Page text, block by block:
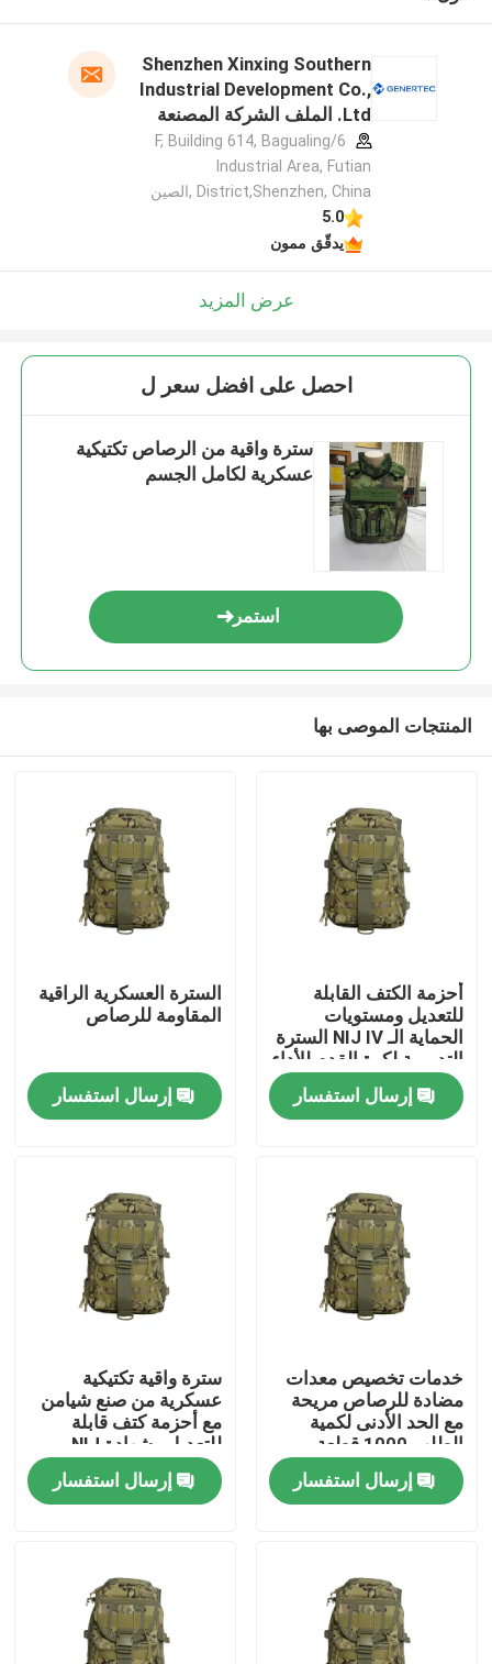
المنزل
المنتجات
جولة في المصنع
مراقبة الجودة
أخبار
ملابس عسكرية تكتيكية
سترة عسكرية تكتيكية مضادة للرصاص
Shenzhen Xinxing Southern
Industrial Development Co.,
Ltd. الملف الشركة المصنعة
6/F, Building 614, Bagualing
Industrial Area, Futian
District,Shenzhen, China ,الصين
5.0
يدقّق ممون
عرض المزيد
احصل على افضل سعر ل
سترة واقية من الرصاص تكتيكية
عسكرية لكامل الجسم
استمر
المنتجات الموصى بها
أحزمة الكتف القابلة
للتعديل ومستويات
الحماية الـ NIJ IV السترة
التدريبية لكرة القدم للأداء
المثالي
إرسال استفسار
السترة العسكرية الراقية
المقاومة للرصاص
إرسال استفسار
خدمات تخصيص معدات
مضادة للرصاص مريحة
مع الحد الأدنى لكمية
الطلب 1000 قطعة
إرسال استفسار
سترة واقية تكتيكية
عسكرية من صنع شيامن
مع أحزمة كتف قابلة
للتعديل وشهادة NIJ
0101.06
إرسال استفسار